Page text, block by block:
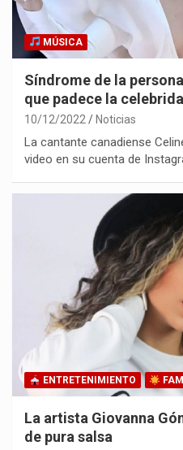
MÚSICA
Síndrome de la
que padece la
10/12/2022 Noticias
La cantante canadiense
video en su cuenta de
ENTRETENIMIENTO
La artista Giovanna
de pura salsa